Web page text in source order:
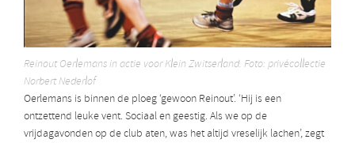
Reinout Oerlemans in actie voor Klein Zwitserland. Foto: privécollectie
Norbert Nederlof
Oerlemans is binnen de ploeg ‘gewoon Reinout’. ‘Hij is een
ontzettend leuke vent. Sociaal en geestig. Als we op de
vrijdagavonden op de club aten, was het altijd vreselijk lachen’, zegt